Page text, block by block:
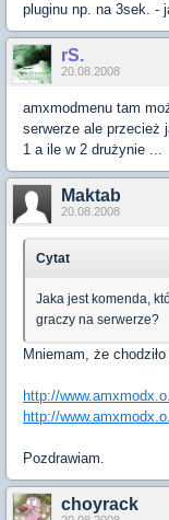
pluginu np. na 3sek. -
rS.
20.08.2008
amxmodmenu tam
serwerze ale przecież
1 a ile w 2 drużynie ...
Maktab
20.08.2008
Cytat
Jaka jest komenda,
graczy na serwerze?
Mniemam, że
http://
http://
Pozdrawiam.
choyrack